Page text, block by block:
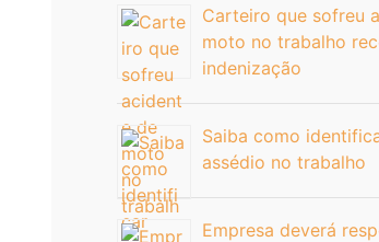
Carteiro que sofreu
moto no trabalho
indenização
Saiba como
assédio no trabalho
Empresa deverá